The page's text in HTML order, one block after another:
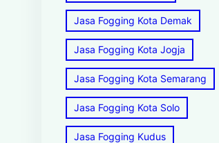
Jasa Fogging Kota Demak
Jasa Fogging Kota Jogja
Jasa Fogging Kota Semarang
Jasa Fogging Kota Solo
Jasa Fogging Kudus